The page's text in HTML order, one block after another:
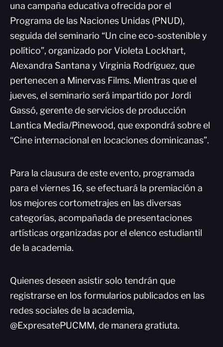
una campaña educativa ofrecida por el
Programa de las Naciones Unidas (PNUD),
seguida del seminario “Un cine eco-sostenible y
político”, organizado por Violeta Lockhart,
Alexandra Santana y Virginia Rodríguez, que
pertenecen a Minervas Films. Mientras que el
jueves, el seminario será impartido por Jordi
Gassó, gerente de servicios de producción
Lantica Media/Pinewood, que expondrá sobre el
“Cine internacional en locaciones dominicanas”.
Para la clausura de este evento, programada
para el viernes 16, se efectuará la premiación a
los mejores cortometrajes en las diversas
categorías, acompañada de presentaciones
artísticas organizadas por el elenco estudiantil
de la academia.
Quienes deseen asistir solo tendrán que
registrarse en los formularios publicados en las
redes sociales de la academia,
@ExpresatePUCMM, de manera gratiuta.